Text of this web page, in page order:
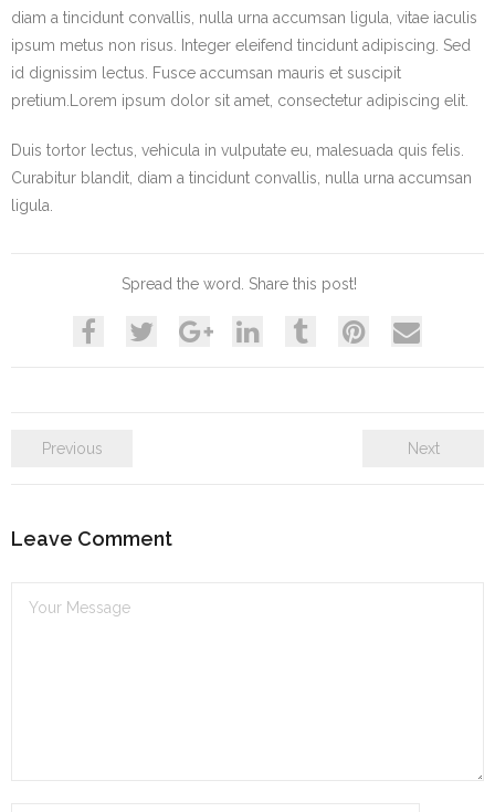
diam a tincidunt convallis, nulla urna accumsan ligula, vitae iaculis
ipsum metus non risus. Integer eleifend tincidunt adipiscing. Sed
id dignissim lectus. Fusce accumsan mauris et suscipit
pretium.Lorem ipsum dolor sit amet, consectetur adipiscing elit.
Duis tortor lectus, vehicula in vulputate eu, malesuada quis felis.
Curabitur blandit, diam a tincidunt convallis, nulla urna accumsan
ligula.
Spread the word. Share this post!
Previous Next
Leave Comment